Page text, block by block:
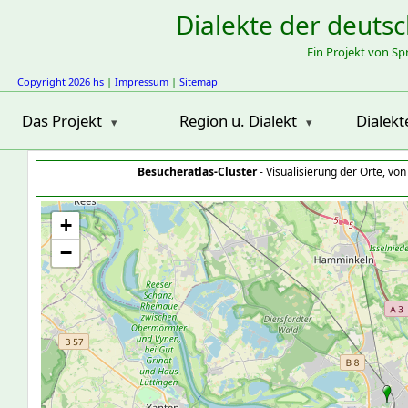
Dialekte der
Ein Projekt von
Copyright 2026 hs | Impressum | Sitemap
Das Projekt Region u. Dialekt
Besucheratlas-Cluster- Visualisierung der Orte,
+
−